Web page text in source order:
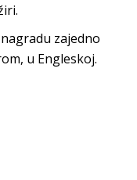
zajedno
u Engleskoj.